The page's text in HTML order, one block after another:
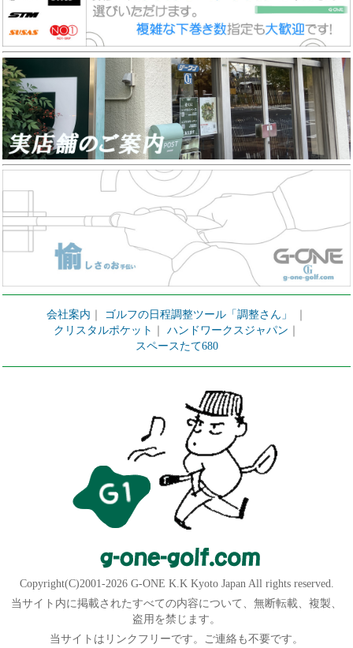
会社案内 ゴルフの日程調整ツール「調整さん」
クリスタルポケット
ハンドワークスジャパン
スペースたて680
Copyright(C)2001-2026 G-ONE K.K Kyoto Japan All rights reserved.
当サイト内に掲載されたすべての内容について、無断転載、複製、
盗用を禁じます。
当サイトはリンクフリーです。ご連絡も不要です。